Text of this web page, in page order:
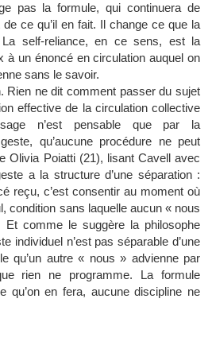
pas la formule, qui continuera de
ce qu’il en fait. Il change ce que la
self-reliance, en ce sens, est la
à un énoncé en circulation auquel on
sans le savoir.
Rien ne dit comment passer du sujet
effective de la circulation collective
n’est pensable que par la
qu’aucune procédure ne peut
Olivia Poiatti (21), lisant Cavell avec
a la structure d’une séparation :
reçu, c’est consentir au moment où
condition sans laquelle aucun « nous
comme le suggère la philosophe
individuel n’est pas séparable d’une
qu’un autre « nous » advienne par
rien ne programme. La formule
qu’on en fera, aucune discipline ne